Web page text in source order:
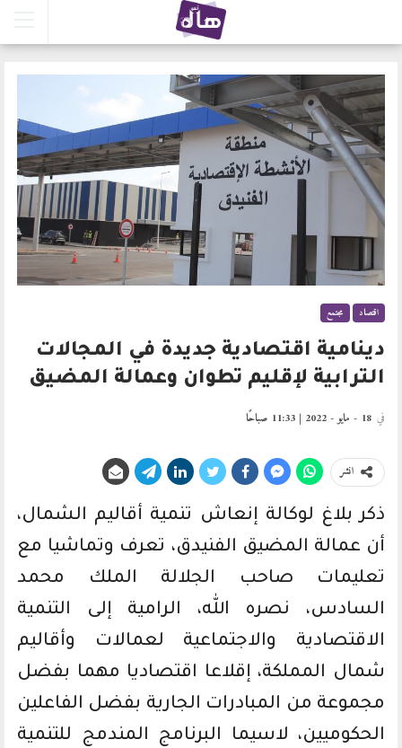
اقتصاد مجتمع
دينامية اقتصادية جديدة في المجالات
الترابية لإقليم تطوان وعمالة المضيق
في 18 - مايو - 2022 | 11:33 صباحًا
انشر
ذكر بلاغ لوكالة إنعاش تنمية أقاليم الشمال،
أن عمالة المضيق الفنيدق، تعرف وتماشيا مع
تعليمات صاحب الجلالة الملك محمد
السادس، نصره الله، الرامية إلى التنمية
الاقتصادية والاجتماعية لعمالات وأقاليم
شمال المملكة، إقلاعا اقتصاديا مهما بفضل
مجموعة من المبادرات الجارية بفضل الفاعلين
الحكوميين، لاسيما البرنامج المندمج للتنمية